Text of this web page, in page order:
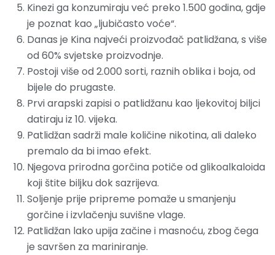
Kinezi ga konzumiraju već preko 1.500 godina, gdje
je poznat kao „ljubičasto voće“.
Danas je Kina najveći proizvođač patlidžana, s više
od 60% svjetske proizvodnje.
Postoji više od 2.000 sorti, raznih oblika i boja, od
bijele do prugaste.
Prvi arapski zapisi o patlidžanu kao ljekovitoj biljci
datiraju iz 10. vijeka.
Patlidžan sadrži male količine nikotina, ali daleko
premalo da bi imao efekt.
Njegova prirodna gorčina potiče od glikoalkaloida
koji štite biljku dok sazrijeva.
Soljenje prije pripreme pomaže u smanjenju
gorčine i izvlačenju suvišne vlage.
Patlidžan lako upija začine i masnoću, zbog čega
je savršen za mariniranje.